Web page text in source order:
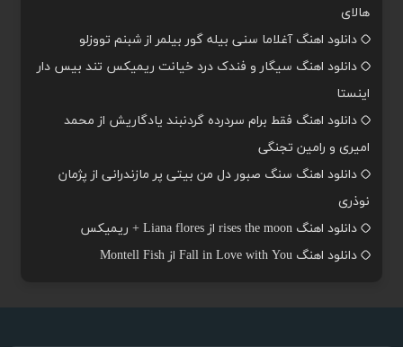
هالای
دانلود اهنگ آغلاما سنی بیله گور بیلمر از شبنم تووزلو
دانلود اهنگ سیگار و فندک درد خیانت ریمیکس تند بیس دار
اینستا
دانلود اهنگ فقط برام سردرده گردنبند یادگاریش از محمد
امیری و رامین تجنگی
دانلود اهنگ سنگ صبور دل من بیتی پر مازندرانی از پژمان
نوذری
دانلود اهنگ rises the moon از Liana flores + ریمیکس
دانلود اهنگ Fall in Love with You از Montell Fish